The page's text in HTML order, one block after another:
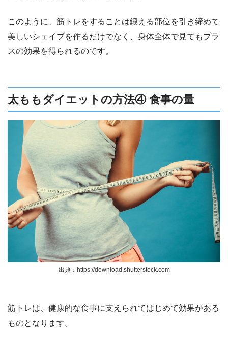
このように、筋トレをすることは鍛える部位を引き締めて
美しいシェイプを作るだけでなく、身体全体で見てもプラ
スの効果を得られるのです。
太ももダイエットの方法④ 食事の量
出典：https://download.shutterstock.com
筋トレは、健康的な食事に支えられてはじめて効果がある
ものとなります。